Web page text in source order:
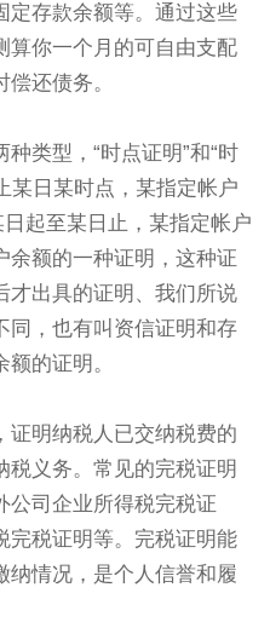
定存款余额等。通过这些
算你一个月的可自由支配
还债务。
类型，“时点证明”和“时
某日某时点，某指定帐户
起至某日止，某指定帐户
余额的一种证明，这种证
才出具的证明、我们所说
同，也有叫资信证明和存
的证明。
证明纳税人已交纳税费的
税义务。常见的完税证明
公司企业所得税完税证
完税证明等。完税证明能
纳情况，是个人信誉和履